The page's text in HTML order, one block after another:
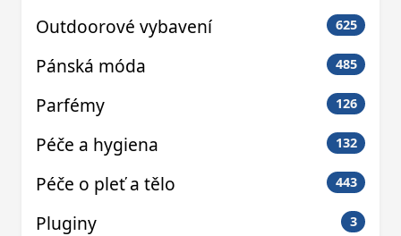
Outdoorové vybavení 625
Pánská móda 485
Parfémy 126
Péče a hygiena 132
Péče o pleť a tělo 443
Pluginy 3